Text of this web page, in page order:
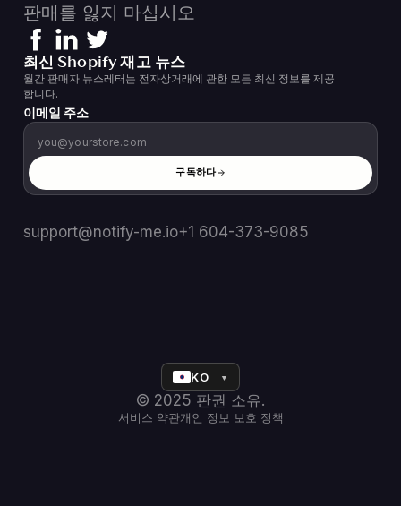
판매를 잃지 마십시오
최신 Shopify 재고 뉴스
월간 판매자 뉴스레터는 전자상거래에 관한 모든 최신 정보를 제공
합니다.
이메일 주소
구독하다
support@notify-me.io+1 604-373-9085
KO ▼
© 2025 판권 소유.
서비스 약관개인 정보 보호 정책